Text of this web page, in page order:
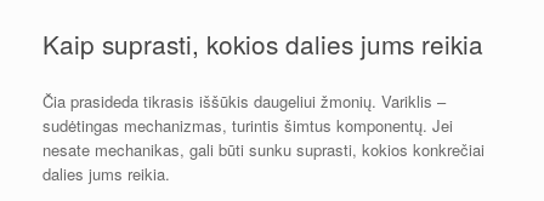
Kaip suprasti, kokios dalies jums reikia
Čia prasideda tikrasis iššūkis daugeliui žmonių. Variklis –
sudėtingas mechanizmas, turintis šimtus komponentų. Jei
nesate mechanikas, gali būti sunku suprasti, kokios konkrečiai
dalies jums reikia.